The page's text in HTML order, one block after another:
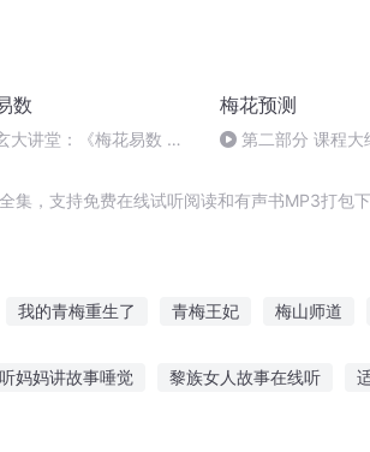
数
大讲堂：《梅花易数 体
梅花预测
第二部分 课程大
，支持免费在线试听阅读和有声书MP3打包下
我的青梅重生了 青梅王妃 梅山师道
听妈妈讲故事唾觉 黎族女人故事在线听